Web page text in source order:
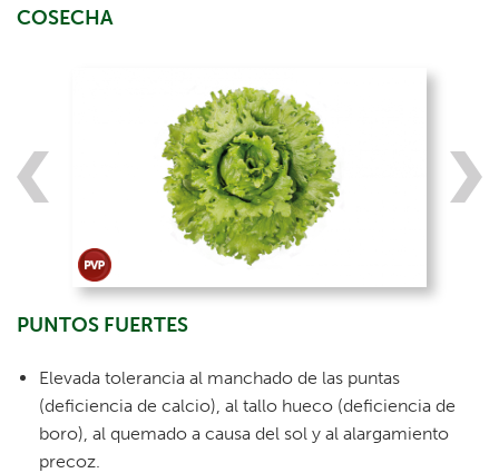
COSECHA
PUNTOS FUERTES
Elevada tolerancia al manchado de las puntas
(deficiencia de calcio), al tallo hueco (deficiencia de
boro), al quemado a causa del sol y al alargamiento
precoz.